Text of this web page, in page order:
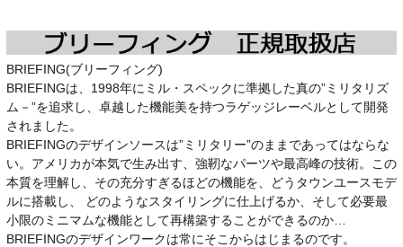
BRIEFING(ブリーフィング)
BRIEFINGは、1998年にミル・スペックに準拠した真の”ミリタリズ
ム－”を追求し、卓越した機能美を持つラゲッジレーベルとして開発
されました。
BRIEFINGのデザインソースは”ミリタリー”のままであってはならな
い。アメリカが本気で生み出す、強靭なパーツや最高峰の技術。この
本質を理解し、その充分すぎるほどの機能を、どうタウンユースモデ
ルに搭載し、 どのようなスタイリングに仕上げるか、そして必要最
小限のミニマムな機能として再構築することができるのか…
BRIEFINGのデザインワークは常にそこからはじまるのです。